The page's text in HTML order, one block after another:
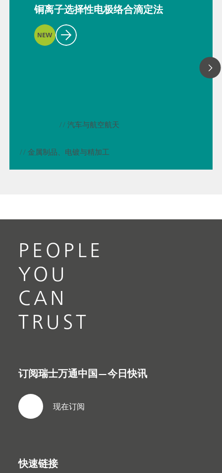
铜离子选择性电极络合滴定法
NEW
// 汽车与航空航天
// 金属制品、电镀与精加工
PEOPLE
YOU
CAN
TRUST
订阅瑞士万通中国—今日快讯
现在订阅
快速链接